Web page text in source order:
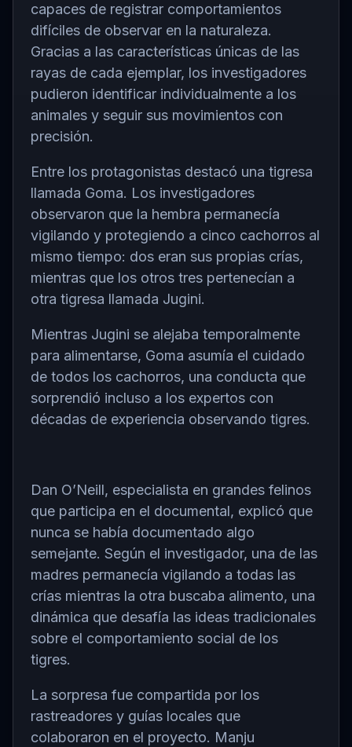
capaces de registrar comportamientos
difíciles de observar en la naturaleza.
Gracias a las características únicas de las
rayas de cada ejemplar, los investigadores
pudieron identificar individualmente a los
animales y seguir sus movimientos con
precisión.
Entre los protagonistas destacó una tigresa
llamada Goma. Los investigadores
observaron que la hembra permanecía
vigilando y protegiendo a cinco cachorros al
mismo tiempo: dos eran sus propias crías,
mientras que los otros tres pertenecían a
otra tigresa llamada Jugini.
Mientras Jugini se alejaba temporalmente
para alimentarse, Goma asumía el cuidado
de todos los cachorros, una conducta que
sorprendió incluso a los expertos con
décadas de experiencia observando tigres.
Dan O’Neill, especialista en grandes felinos
que participa en el documental, explicó que
nunca se había documentado algo
semejante. Según el investigador, una de las
madres permanecía vigilando a todas las
crías mientras la otra buscaba alimento, una
dinámica que desafía las ideas tradicionales
sobre el comportamiento social de los
tigres.
La sorpresa fue compartida por los
rastreadores y guías locales que
colaboraron en el proyecto. Manju